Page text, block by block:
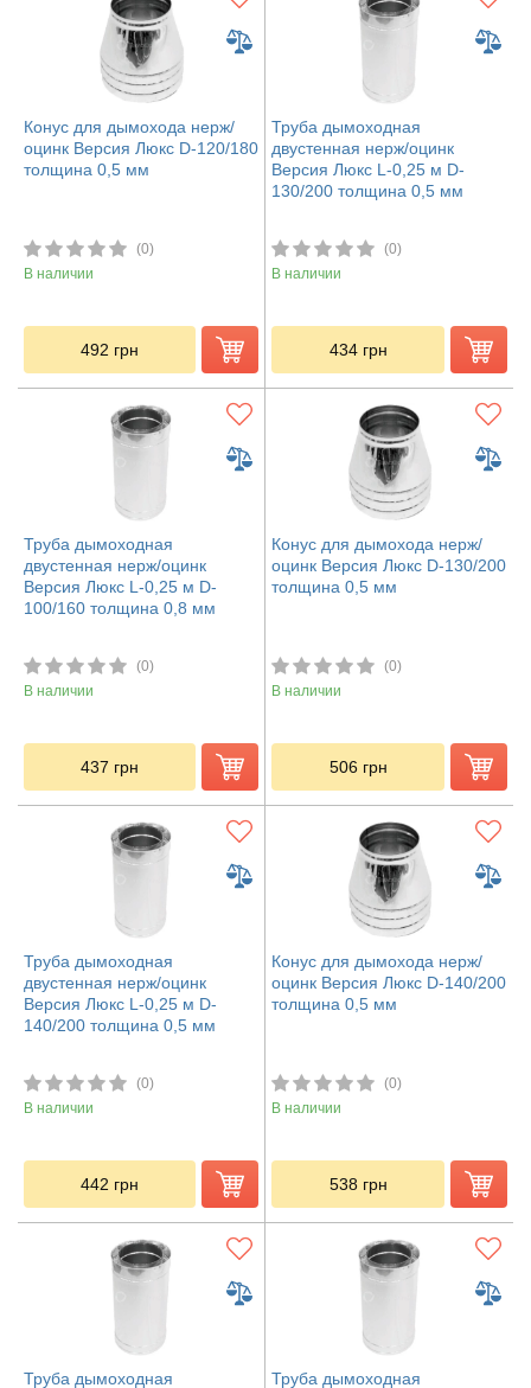
Конус для дымохода нерж/
оцинк Версия Люкс D-120/180
толщина 0,5 мм
(0)
В наличии
492 грн
Труба дымоходная
двустенная нерж/оцинк
Версия Люкс L-0,25 м D-
130/200 толщина 0,5 мм
(0)
В наличии
434 грн
Труба дымоходная
двустенная нерж/оцинк
Версия Люкс L-0,25 м D-
100/160 толщина 0,8 мм
(0)
В наличии
437 грн
Конус для дымохода нерж/
оцинк Версия Люкс D-130/200
толщина 0,5 мм
(0)
В наличии
506 грн
Труба дымоходная
двустенная нерж/оцинк
Версия Люкс L-0,25 м D-
140/200 толщина 0,5 мм
(0)
В наличии
442 грн
Конус для дымохода нерж/
оцинк Версия Люкс D-140/200
толщина 0,5 мм
(0)
В наличии
538 грн
Труба дымоходная Труба дымоходная